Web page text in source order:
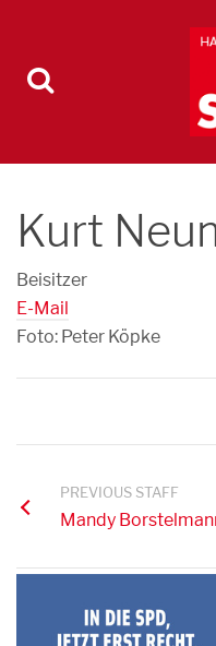
Kurt
Beisitzer
E-Mail
Foto: Peter Köpke
PREVIOUS STAFF
Mandy